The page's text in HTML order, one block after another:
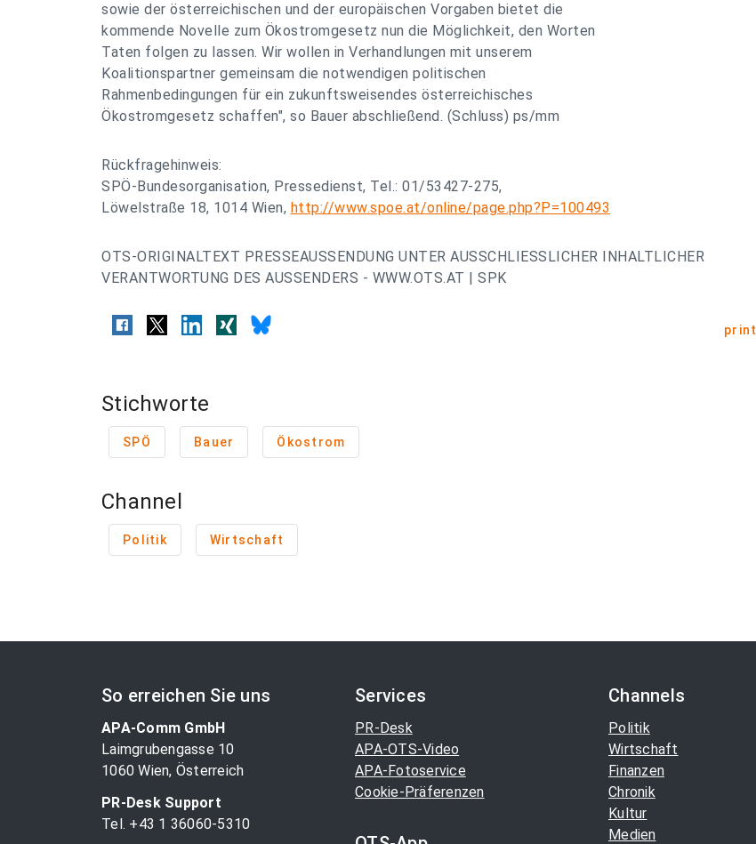
sowie der österreichischen und der europäischen Vorgaben bietet die
kommende Novelle zum Ökostromgesetz nun die Möglichkeit, den Worten
Taten folgen zu lassen. Wir wollen in Verhandlungen mit unserem
Koalitionspartner gemeinsam die notwendigen politischen
Rahmenbedingungen für ein zukunftsweisendes österreichisches
Ökostromgesetz schaffen", so Bauer abschließend. (Schluss) ps/mm
Rückfragehinweis:
SPÖ-Bundesorganisation, Pressedienst, Tel.: 01/53427-275,
Löwelstraße 18, 1014 Wien, http://www.spoe.at/online/page.php?P=100493
OTS-ORIGINALTEXT PRESSEAUSSENDUNG UNTER AUSSCHLIESSLICHER INHALTLICHER
VERANTWORTUNG DES AUSSENDERS - WWW.OTS.AT | SPK
print
Stichworte
SPÖ Bauer Ökostrom
Channel
Politik Wirtschaft
So erreichen Sie uns
APA-Comm GmbH
Laimgrubengasse 10
1060 Wien, Österreich
PR-Desk Support
Tel. +43 1 36060-5310
Services
PR-Desk
APA-OTS-Video
APA-Fotoservice
Cookie-Präferenzen
Channels
Politik
Wirtschaft
Finanzen
Chronik
Kultur
Medien